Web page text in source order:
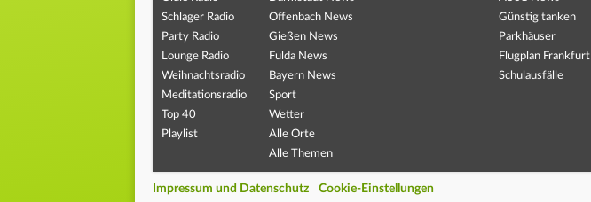
Schlager Radio
Party Radio
Lounge Radio
Weihnachtsradio
Meditationsradio
Top 40
Playlist
Offenbach News
Gießen News
Fulda News
Bayern News
Sport
Wetter
Alle Orte
Alle Themen
Günstig tanken
Parkhäuser
Flugplan Frankfurt
Schulausfälle
Impressum und Datenschutz Cookie-Einstellungen